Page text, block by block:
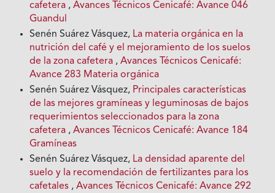
cafetera ,Avances Técnicos Cenicafé: Avance 046
Guandul
Senén Suárez Vásquez, La materia orgánica en la
nutrición del café y el mejoramiento de los suelos
de la zona cafetera ,Avances Técnicos Cenicafé:
Avance 283 Materia orgánica
Senén Suárez Vásquez, Principales características
de las mejores gramíneas y leguminosas de bajos
requerimientos seleccionados para la zona
cafetera ,Avances Técnicos Cenicafé: Avance 184
Gramíneas
Senén Suárez Vásquez, La densidad aparente del
suelo y la recomendación de fertilizantes para los
cafetales ,Avances Técnicos Cenicafé: Avance 292